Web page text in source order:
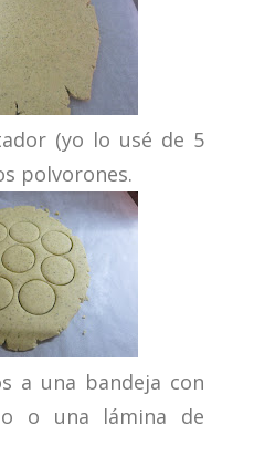
(yo lo usé de 5
polvorones.
a una bandeja con
o una lámina de